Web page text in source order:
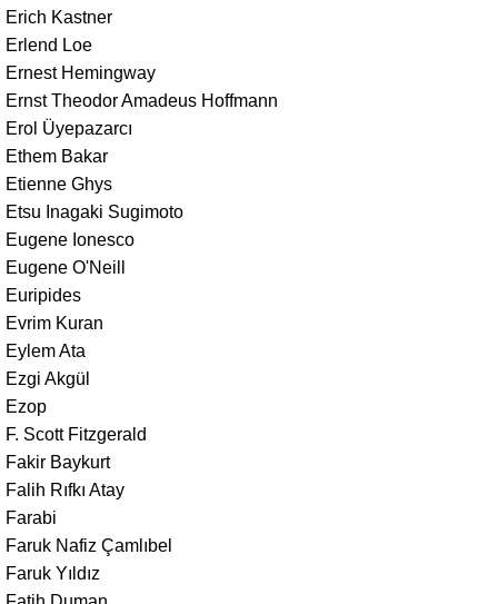
Erich Kastner
Erlend Loe
Ernest Hemingway
Ernst Theodor Amadeus Hoffmann
Erol Üyepazarcı
Ethem Bakar
Etienne Ghys
Etsu Inagaki Sugimoto
Eugene Ionesco
Eugene O'Neill
Euripides
Evrim Kuran
Eylem Ata
Ezgi Akgül
Ezop
F. Scott Fitzgerald
Fakir Baykurt
Falih Rıfkı Atay
Farabi
Faruk Nafiz Çamlıbel
Faruk Yıldız